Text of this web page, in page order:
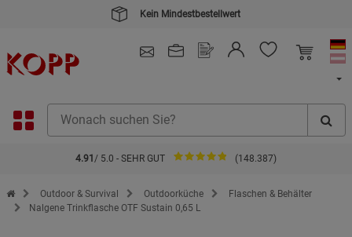
Kein Mindestbestellwert
4.91 / 5.0 - SEHR GUT (148.387)
Zur Startseite des Kopp Verlag Online-Shop
Outdoor & Survival Outdoorküche
Flaschen & Behälter
Nalgene Trinkflasche OTF Sustain 0,65 L